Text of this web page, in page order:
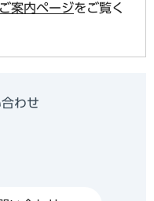
案内ページをご覧く
わせ